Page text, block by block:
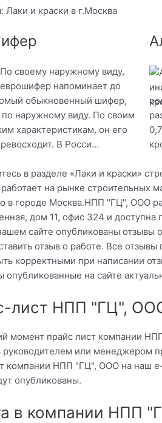
Лаки и краски в г.Москва
По своему наружному виду,
еврошифер напоминает до
обыкновенный шифер,
по наружному виду. По своим
характеристикам, он его
В Росси…
в разделе «Лаки и краски»
на рынке строительных
в городе Москва.НПП "ГЦ", ООО
дом 11, офис 324 и
сайте опубликованы
отзыв о работе. Все
корректными при написании
опубликованные на сайте
лист НПП "ГЦ",
момент прайс лист компании
руководителем или менеджером
компании НПП "ГЦ", ООО на наш
опубликованы.
в компании НПП